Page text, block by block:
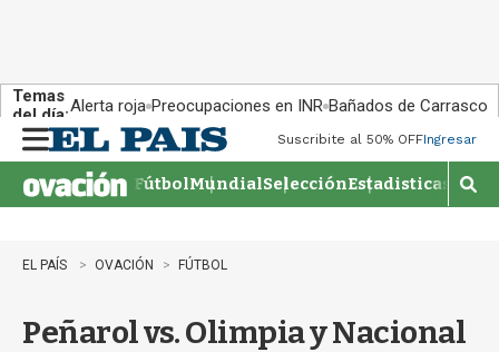
Temas
del día:Alerta roja Preocupaciones en INR Bañados de Carrasco
n
u
Suscribite al 50% OFFIngresar
FútbolMundialSelecciónEstadisticas
M
o
EL PAÍS OVACIÓN FÚTBOL
Peñarol vs. Olimpia y Nacional